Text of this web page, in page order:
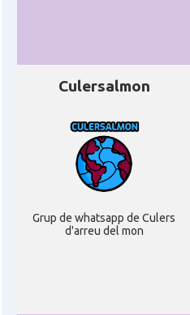
Culersalmon
Grup de whatsapp de Culers
d'arreu del mon